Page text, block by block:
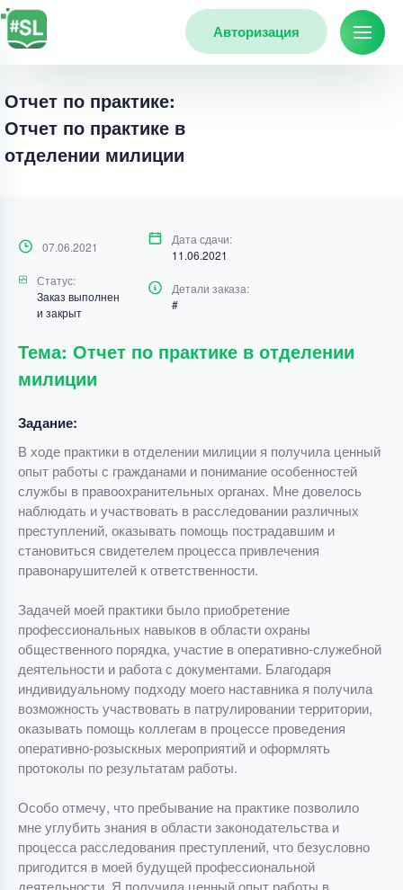
Авторизация
Отчет по практике:
Отчет по практике в
отделении милиции
07.06.2021
Дата сдачи:
11.06.2021
Статус:
Заказ выполнен
и закрыт
Детали заказа:
#
Тема: Отчет по практике в отделении
милиции
Задание:
В ходе практики в отделении милиции я получила ценный
опыт работы с гражданами и понимание особенностей
службы в правоохранительных органах. Мне довелось
наблюдать и участвовать в расследовании различных
преступлений, оказывать помощь пострадавшим и
становиться свидетелем процесса привлечения
правонарушителей к ответственности.
Задачей моей практики было приобретение
профессиональных навыков в области охраны
общественного порядка, участие в оперативно-служебной
деятельности и работа с документами. Благодаря
индивидуальному подходу моего наставника я получила
возможность участвовать в патрулировании территории,
оказывать помощь коллегам в процессе проведения
оперативно-розыскных мероприятий и оформлять
протоколы по результатам работы.
Особо отмечу, что пребывание на практике позволило
мне углубить знания в области законодательства и
процесса расследования преступлений, что безусловно
пригодится в моей будущей профессиональной
деятельности. Я получила ценный опыт работы в